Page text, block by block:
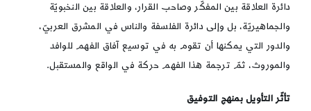
دائرة العلاقة بين المفكّر وصاحب القرار، والعلاقة بين النخبويّة
والجماهيريّة، بل وإلى دائرة الفلسفة والناس في المشرق العربيّ،
والدور التي يمكنها أن تقوم به في توسيع آفاق الفهم للوافد
والموروث، ثمّ ترجمة هذا الفهم حركة في الواقع والمستقبل.
تأثّر التأويل بمنهج التوفيق